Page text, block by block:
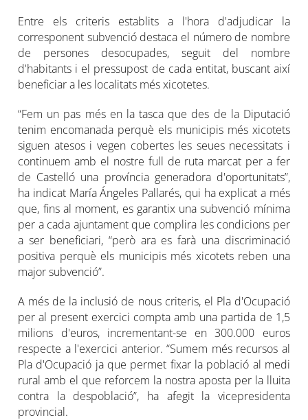
Entre els criteris establits a l'hora d'adjudicar la
corresponent subvenció destaca el número de nombre
de persones desocupades, seguit del nombre
d'habitants i el pressupost de cada entitat, buscant així
beneficiar a les localitats més xicotetes.
“Fem un pas més en la tasca que des de la Diputació
tenim encomanada perquè els municipis més xicotets
siguen atesos i vegen cobertes les seues necessitats i
continuem amb el nostre full de ruta marcat per a fer
de Castelló una província generadora d'oportunitats”,
ha indicat María Ángeles Pallarés, qui ha explicat a més
que, fins al moment, es garantix una subvenció mínima
per a cada ajuntament que complira les condicions per
a ser beneficiari, “però ara es farà una discriminació
positiva perquè els municipis més xicotets reben una
major subvenció”.
A més de la inclusió de nous criteris, el Pla d'Ocupació
per al present exercici compta amb una partida de 1,5
milions d'euros, incrementant-se en 300.000 euros
respecte a l'exercici anterior. “Sumem més recursos al
Pla d'Ocupació ja que permet fixar la població al medi
rural amb el que reforcem la nostra aposta per la lluita
contra la despoblació”, ha afegit la vicepresidenta
provincial.